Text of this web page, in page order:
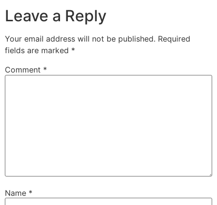
Leave a Reply
Your email address will not be published. Required
fields are marked *
Comment *
Name *